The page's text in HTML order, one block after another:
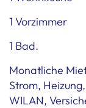
1 Vorzimmer
1 Bad.
Monatliche
Strom,
WILAN,